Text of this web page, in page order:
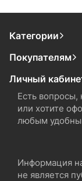
Категории
Покупателям
Личный
Есть
или хотите
любым
Информация
не является